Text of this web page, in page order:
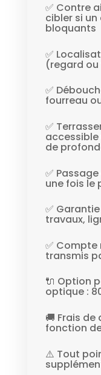
✅ Contre
cibler si
bloquants
✅
(regard
✅
fourreau
✅
accessible
de
✅
une fois le
✅
travaux,
✅ Compte
transmis
🔌 Option
optique :
🚚 Frais
fonction
⚠️ Tout